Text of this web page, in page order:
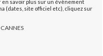
en savoir plus sur un évènement
(dates, site officiel etc), cliquez sur